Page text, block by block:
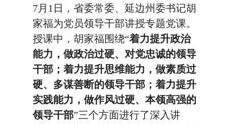
7月1日，省委常委、延边州委书记胡
家福为党员领导干部讲授专题党课。
授课中，胡家福围绕“着力提升政治
能力，做政治过硬、对党忠诚的领导
干部；着力提升思维能力，做素质过
硬、多谋善断的领导干部；着力提升
实践能力，做作风过硬、本领高强的
领导干部”三个方面进行了深入讲